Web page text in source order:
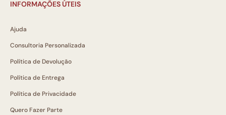
INFORMAÇÕES ÚTEIS
Ajuda
Consultoria Personalizada
Política de Devolução
Política de Entrega
Política de Privacidade
Quero Fazer Parte